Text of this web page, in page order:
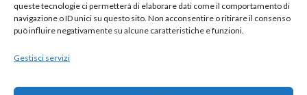
queste tecnologie ci permetterà di elaborare dati come il comportamento di
navigazione o ID unici su questo sito. Non acconsentire o ritirare il consenso
può influire negativamente su alcune caratteristiche e funzioni.
Gestisci servizi
Cookie Policy (UE)
Privacy Policy